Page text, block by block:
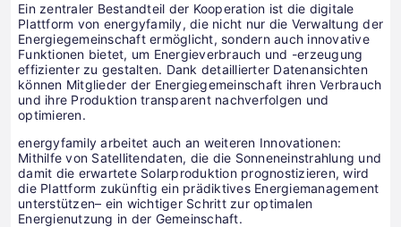
Ein zentraler Bestandteil der Kooperation ist die digitale
Plattform von energyfamily, die nicht nur die Verwaltung der
Energiegemeinschaft ermöglicht, sondern auch innovative
Funktionen bietet, um Energieverbrauch und -erzeugung
effizienter zu gestalten. Dank detaillierter Datenansichten
können Mitglieder der Energiegemeinschaft ihren Verbrauch
und ihre Produktion transparent nachverfolgen und
optimieren.
energyfamily arbeitet auch an weiteren Innovationen:
Mithilfe von Satellitendaten, die die Sonneneinstrahlung und
damit die erwartete Solarproduktion prognostizieren, wird
die Plattform zukünftig ein prädiktives Energiemanagement
unterstützen– ein wichtiger Schritt zur optimalen
Energienutzung in der Gemeinschaft.